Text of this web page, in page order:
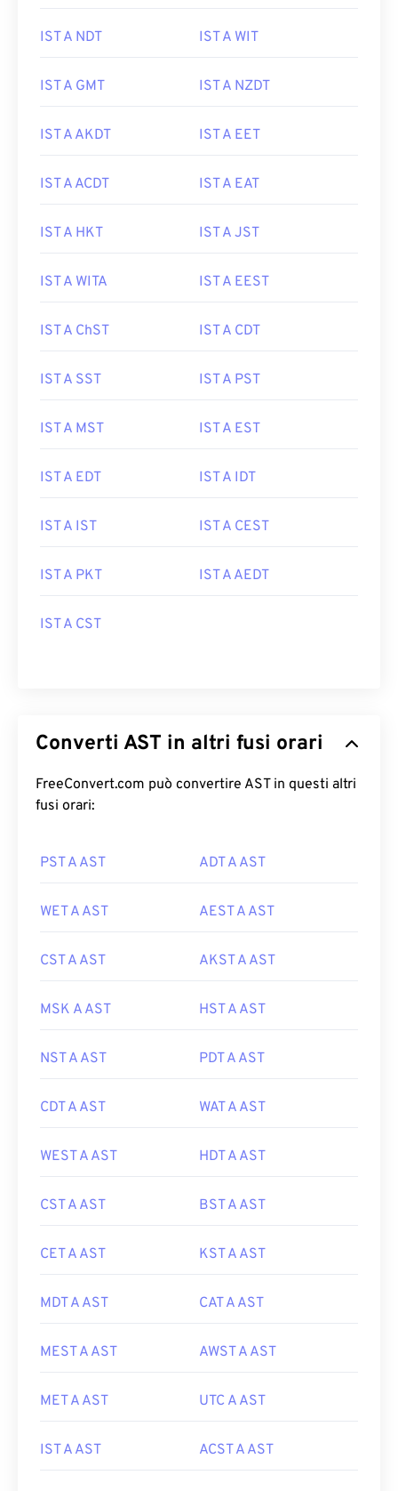
IST A NDT IST A WIT
IST A GMT IST A NZDT
IST A AKDT IST A EET
IST A ACDT IST A EAT
IST A HKT IST A JST
IST A WITA IST A EEST
IST A ChST IST A CDT
IST A SST IST A PST
IST A MST IST A EST
IST A EDT IST A IDT
IST A IST IST A CEST
IST A PKT IST A AEDT
IST A CST
Converti AST in altri fusi orari
FreeConvert.com può convertire AST in questi altri
fusi orari:
PST A AST ADT A AST
WET A AST AEST A AST
CST A AST AKST A AST
MSK A AST HST A AST
NST A AST PDT A AST
CDT A AST WAT A AST
WEST A AST HDT A AST
CST A AST BST A AST
CET A AST KST A AST
MDT A AST CAT A AST
MEST A AST AWST A AST
MET A AST UTC A AST
IST A AST ACST A AST